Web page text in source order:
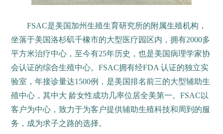
FSAC是美国加州生殖生育研究所的附属生殖机构，
坐落于美国洛杉矶千橡市的大型医疗园区内，拥有2000多
平方米治疗中心，至今有25年历史，也是美国病理学家协
会认证的综合生殖中心。FSAC拥有经FDA 认证的独立实
验室，年接诊量达1500例，是美国排名前三的大型辅助生
殖中心，其中大 龄女性成功几率位居全美第一。FSAC以
客户为中心，致力于为客户提供辅助生殖科技和周到的服
务，成为求子之路的选择。